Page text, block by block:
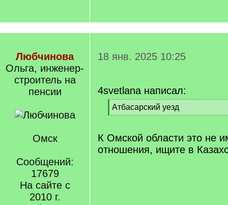
Любчинова
Ольга, инженер-
строитель на
пенсии
Омск
Сообщений:
17679
На сайте с
2010 г.
18 янв. 2025 10:25
4svetlana написал:
[
q
Атбасарский уезд
[
q
]
К Омской области это не
отношения, ищите в